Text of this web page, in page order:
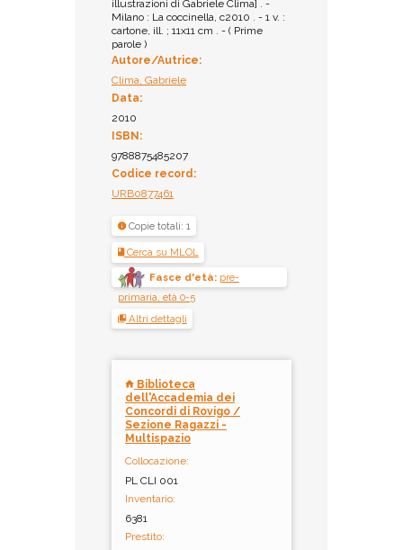
illustrazioni di Gabriele Clima] . -
Milano : La coccinella, c2010 . - 1 v. :
cartone, ill. ; 11x11 cm . - ( Prime
parole )
Autore/Autrice:
Clima, Gabriele
Data:
2010
ISBN:
9788875485207
Codice record:
URB0877461
Copie totali: 1
Cerca su MLOL
Fasce d'età: pre-
primaria, età 0-5
Altri dettagli
Biblioteca
dell'Accademia dei
Concordi di Rovigo /
Sezione Ragazzi -
Multispazio
Collocazione:
PL CLI 001
Inventario:
6381
Prestito: